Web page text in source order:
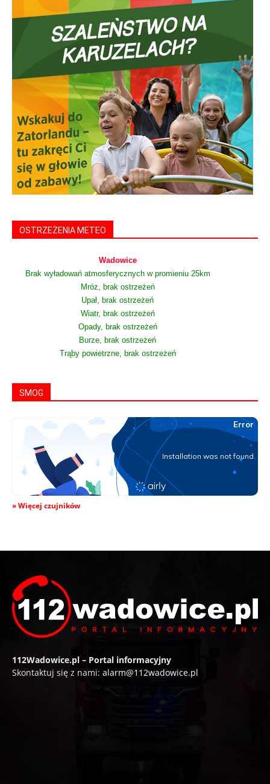
OSTRZEŻENIA METEO
Wadowice
Brak wyładowań atmosferycznych w promieniu 25km
Mróz, brak ostrzeżeń
Upał, brak ostrzeżeń
Wiatr, brak ostrzeżeń
Opady, brak ostrzeżeń
Burze, brak ostrzeżeń
Trąby powietrzne, brak ostrzeżeń
SMOG
» Więcej czujników
112Wadowice.pl – Portal informacyjny
Skontaktuj się z nami: alarm@112wadowice.pl